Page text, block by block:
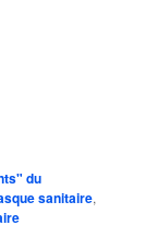
du
sanitaire,